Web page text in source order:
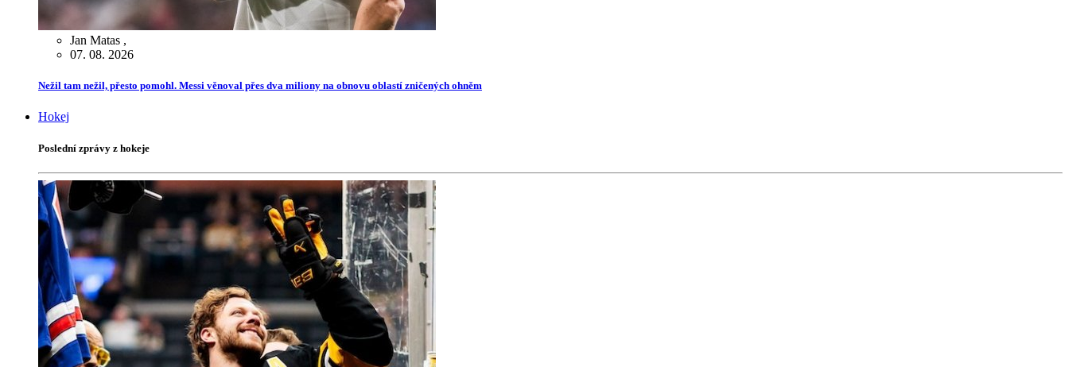
Jan Matas ,
07. 08. 2026
Nežil tam nežil, přesto pomohl. Messi věnoval přes dva miliony na obnovu oblastí zničených ohněm
Hokej
Poslední zprávy z hokeje